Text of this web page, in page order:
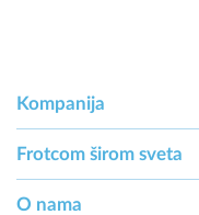
Kompanija
Frotcom širom sveta
O nama